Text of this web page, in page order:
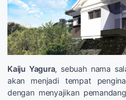
Kaiju Yagura, sebuah nama
akan menjadi tempat
dengan menyajikan